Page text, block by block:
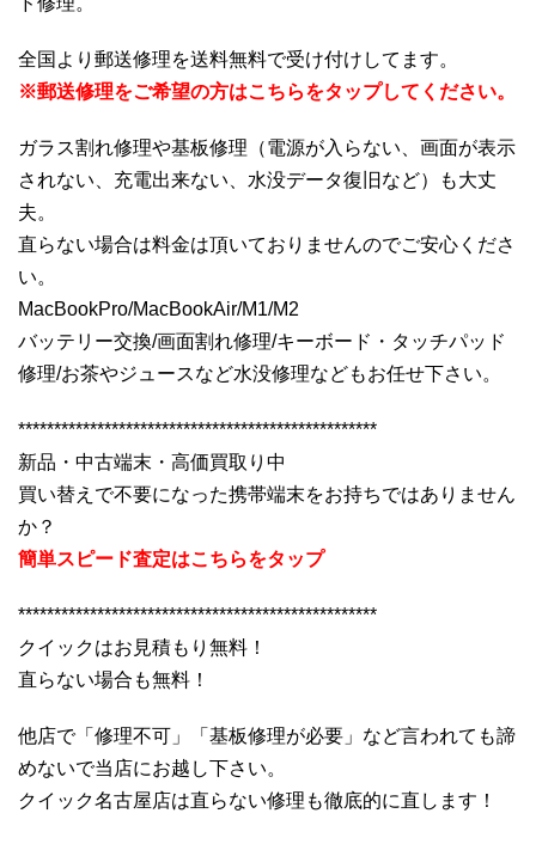
全国より郵送修理を送料無料で受け付けしてます。
※郵送修理をご希望の方はこちらをタップしてください。
ガラス割れ修理や基板修理（電源が入らない、画面が表示
されない、充電出来ない、水没データ復旧など）も大丈
夫。
直らない場合は料金は頂いておりませんのでご安心くださ
い。
MacBookPro/MacBookAir/M1/M2
バッテリー交換/画面割れ修理/キーボード・タッチパッド
修理/お茶やジュースなど水没修理などもお任せ下さい。
**************************************************
新品・中古端末・高価買取り中
買い替えで不要になった携帯端末をお持ちではありません
か？
簡単スピード査定はこちらをタップ
**************************************************
クイックはお見積もり無料！
直らない場合も無料！
他店で「修理不可」「基板修理が必要」など言われても諦
めないで当店にお越し下さい。
クイック名古屋店は直らない修理も徹底的に直します！